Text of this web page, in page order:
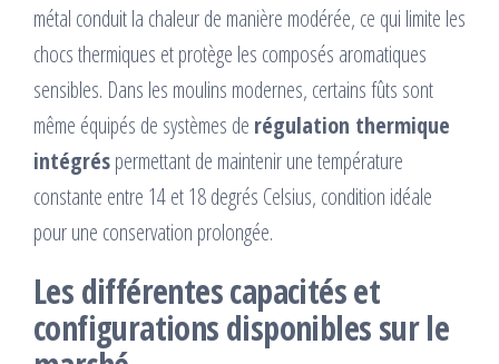
métal conduit la chaleur de manière modérée, ce qui limite les
chocs thermiques et protège les composés aromatiques
sensibles. Dans les moulins modernes, certains fûts sont
même équipés de systèmes de régulation thermique
intégréspermettant de maintenir une température
constante entre 14 et 18 degrés Celsius, condition idéale
pour une conservation prolongée.
Les différentes capacités et
configurations disponibles sur le